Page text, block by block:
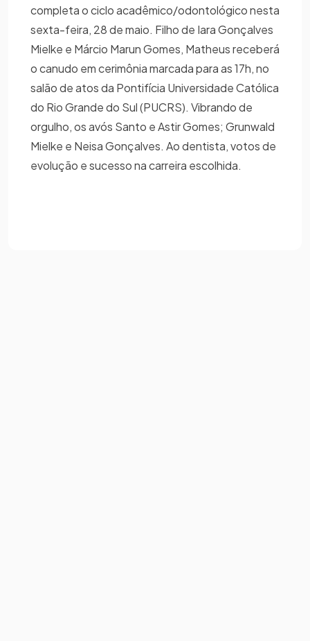
completa o ciclo acadêmico/odontológico nesta
sexta-feira, 28 de maio. Filho de Iara Gonçalves
Mielke e Márcio Marun Gomes, Matheus receberá
o canudo em cerimônia marcada para as 17h, no
salão de atos da Pontifícia Universidade Católica
do Rio Grande do Sul (PUCRS). Vibrando de
orgulho, os avós Santo e Astir Gomes; Grunwald
Mielke e Neisa Gonçalves. Ao dentista, votos de
evolução e sucesso na carreira escolhida.